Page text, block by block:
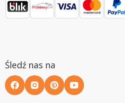
Śledź nas na